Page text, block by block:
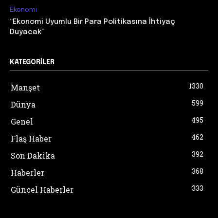
Ekonomi
“Ekonomi Uyumlu Bir Para Politikasına İhtiyaç
Duyacak”
KATEGORILER
Manşet 1330
Dünya 599
Genel 495
Flaş Haber 462
Son Dakika 392
Haberler 368
Güncel Haberler 333